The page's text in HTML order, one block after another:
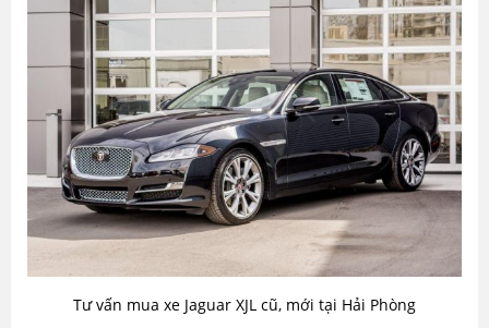
Tư vấn mua xe Jaguar XJL cũ, mới tại Hải Phòng